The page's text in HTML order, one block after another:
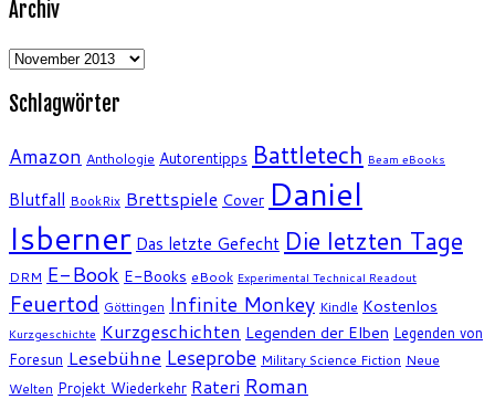
Archiv
Archiv
Schlagwörter
Amazon Anthologie Autorentipps Battletech Beam eBooks
Blutfall BookRix Brettspiele Cover Daniel
Isberner Das letzte Gefecht Die letzten Tage
DRM E-Book E-Books eBook Experimental Technical Readout
Feuertod Göttingen Infinite Monkey Kindle Kostenlos
Kurzgeschichte Kurzgeschichten Legenden der Elben Legenden von
Foresun Lesebühne Leseprobe Military Science Fiction Neue
Welten Projekt Wiederkehr Rateri Roman